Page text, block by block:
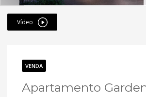
Vídeo
VENDA
Apartamento